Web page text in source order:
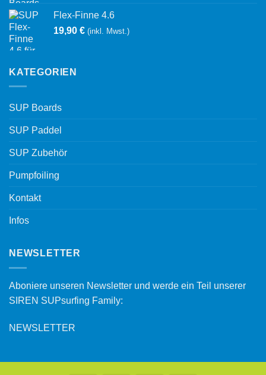
Flex-Finne 4.6
19,90 € (inkl. Mwst.)
KATEGORIEN
SUP Boards
SUP Paddel
SUP Zubehör
Pumpfoiling
Kontakt
Infos
NEWSLETTER
Aboniere unseren Newsletter und werde ein Teil unserer
SIREN SUPsurfing Family:
NEWSLETTER